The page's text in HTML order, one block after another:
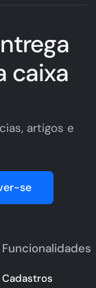
caixa
artigos e
se
Funcionalidades
Cadastros